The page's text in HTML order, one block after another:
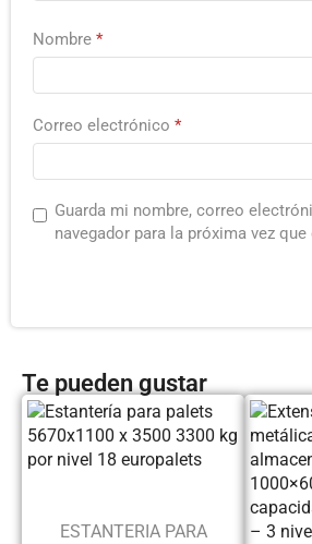
Nombre *
Correo electrónico *
Guarda mi nombre, correo
navegador para la próxima vez
Te pueden gustar
ESTANTERIA PARA